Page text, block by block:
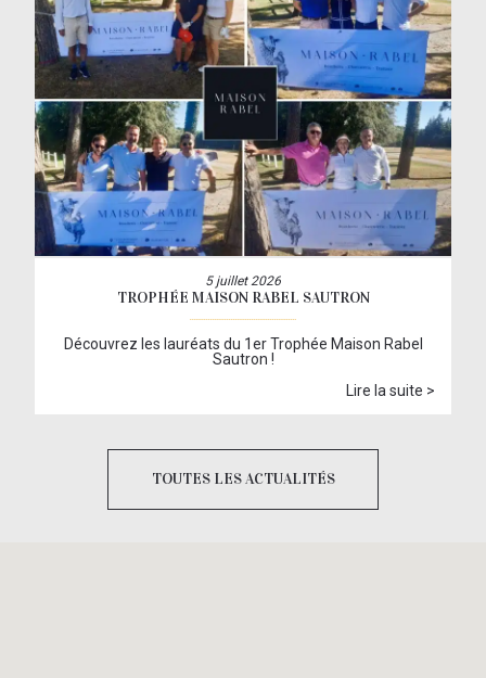
5 juillet 2026
TROPHÉE MAISON RABEL SAUTRON
Découvrez les lauréats du 1er Trophée Maison Rabel
Sautron !
Lire la suite >
TOUTES LES ACTUALITÉS